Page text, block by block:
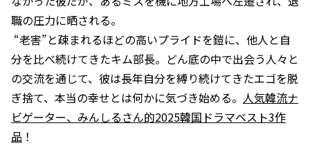
職の圧力に晒される。
“老害”と疎まれるほどの高いプライドを鎧に、他人と自
分を比べ続けてきたキム部長。どん底の中で出会う人々と
の交流を通じて、彼は長年自分を縛り続けてきたエゴを脱
ぎ捨て、本当の幸せとは何かに気づき始める。 人気韓流ナ
ビゲーター、みんしるさん的2025韓国ドラマベスト3作
品 ！